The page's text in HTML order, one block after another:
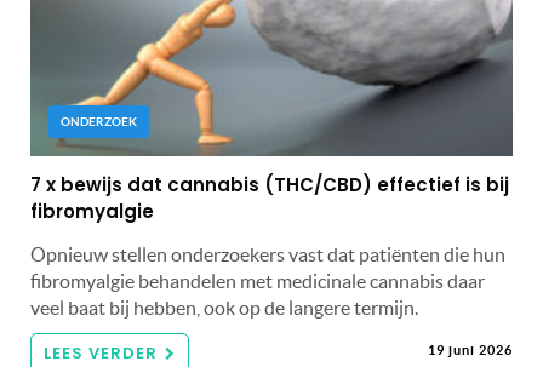
ONDERZOEK
7 x bewijs dat cannabis (THC/CBD) effectief is bij
fibromyalgie
Opnieuw stellen onderzoekers vast dat patiënten die hun
fibromyalgie behandelen met medicinale cannabis daar
veel baat bij hebben, ook op de langere termijn.
LEES VERDER 19 juni 2026